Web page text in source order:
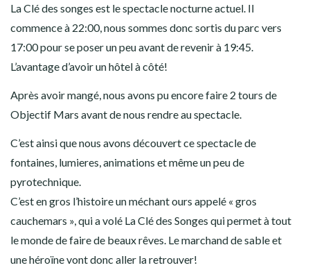
La Clé des songes est le spectacle nocturne actuel. Il
commence à 22:00, nous sommes donc sortis du parc vers
17:00 pour se poser un peu avant de revenir à 19:45.
L’avantage d’avoir un hôtel à côté!
Après avoir mangé, nous avons pu encore faire 2 tours de
Objectif Mars avant de nous rendre au spectacle.
C’est ainsi que nous avons découvert ce spectacle de
fontaines, lumieres, animations et même un peu de
pyrotechnique.
C’est en gros l’histoire un méchant ours appelé « gros
cauchemars », qui a volé La Clé des Songes qui permet à tout
le monde de faire de beaux rêves. Le marchand de sable et
une héroïne vont donc aller la retrouver!